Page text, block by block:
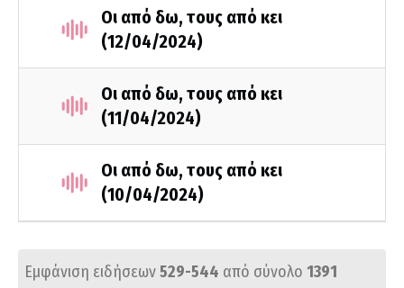
Οι από δω, τους από κει
(12/04/2024)
Οι από δω, τους από κει
(11/04/2024)
Οι από δω, τους από κει
(10/04/2024)
Εμφάνιση ειδήσεων529-544 από σύνολο 1391